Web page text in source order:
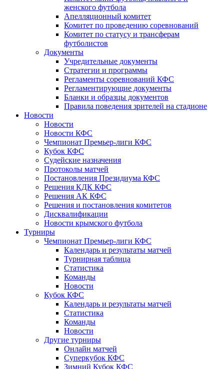
женского футбола
Апелляционный комитет
Комитет по проведению соревнований
Комитет по статусу и трансферам
футболистов
Документы
Учредительные документы
Стратегии и программы
Регламенты соревнований КФС
Регламентирующие документы
Бланки и образцы документов
Правила поведения зрителей на стадионе
Новости
Новости
Новости КФС
Чемпионат Премьер-лиги КФС
Кубок КФС
Судейские назначения
Протоколы матчей
Постановления Президиума КФС
Решения КДК КФС
Решения АК КФС
Решения и постановления комитетов
Дисквалификации
Новости крымского футбола
Турниры
Чемпионат Премьер-лиги КФС
Календарь и результаты матчей
Турнирная таблица
Статистика
Команды
Новости
Кубок КФС
Календарь и результаты матчей
Статистика
Команды
Новости
Другие турниры
Онлайн матчей
Суперкубок КФС
Зимний Кубок КФС